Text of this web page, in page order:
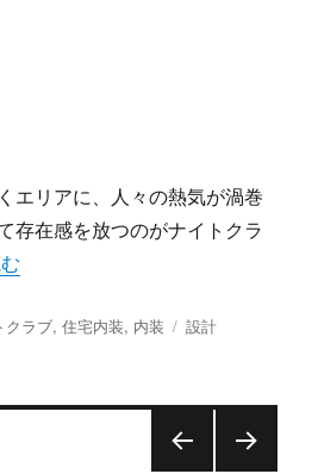
エリアに、人々の熱気が渦巻
存在感を放つのがナイトクラ
ラブが作り出す非日常体験と進化
クラブ,住宅内装, 内装
タ
設計